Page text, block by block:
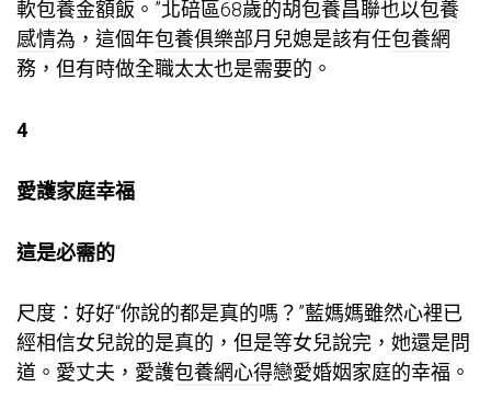
軟包養金額飯。”北碚區68歲的胡包養昌聯也以包養
感情為，這個年包養俱樂部月兒媳是該有任包養網
務，但有時做全職太太也是需要的。
4
愛護家庭幸福
這是必需的
尺度：好好“你說的都是真的嗎？”藍媽媽雖然心裡已
經相信女兒說的是真的，但是等女兒說完，她還是問
道。愛丈夫，愛護包養網心得戀愛婚姻家庭的幸福。